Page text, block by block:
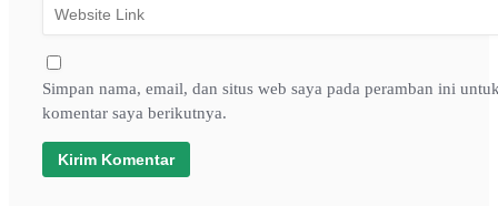
Simpan nama, email, dan situs web saya pada peramban ini
komentar saya berikutnya.